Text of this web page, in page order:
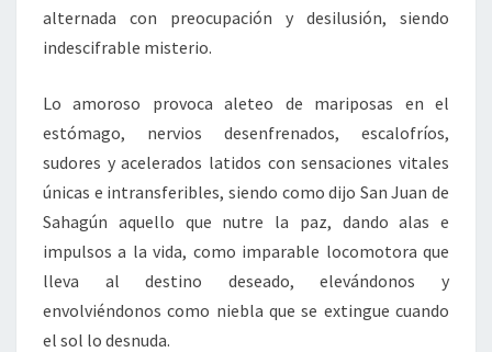
alternada con preocupación y desilusión, siendo
indescifrable misterio.
Lo amoroso provoca aleteo de mariposas en el
estómago, nervios desenfrenados, escalofríos,
sudores y acelerados latidos con sensaciones vitales
únicas e intransferibles, siendo como dijo San Juan de
Sahagún aquello que nutre la paz, dando alas e
impulsos a la vida, como imparable locomotora que
lleva al destino deseado, elevándonos y
envolviéndonos como niebla que se extingue cuando
el sol lo desnuda.